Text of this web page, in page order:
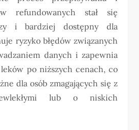
refundowanych stał się
i bardziej dostępny dla
ryzyko błędów związanych
danych i zapewnia
po niższych cenach, co
dla osób zmagających się z
lub o niskich